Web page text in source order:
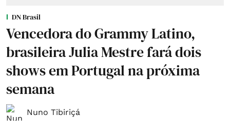
DN Brasil
Vencedora do Grammy Latino,
brasileira Julia Mestre fará dois
shows em Portugal na próxima
semana
Nuno Tibiriçá